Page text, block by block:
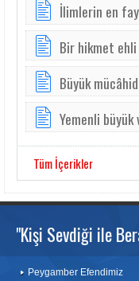
İlimlerin en
Bir hikmet
Büyük
Yemenli
Tüm İçerikler
"Kişi Sevdiği ile
Peygamber Efendimiz